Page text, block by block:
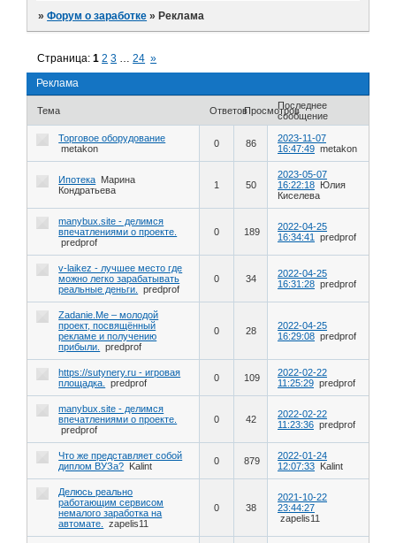
»Форум о заработке » Реклама
Реклама
Страница:1 2 3 … 24 »
Тема ОтветовПросмотровПоследнее
сообщение
Торговое оборудование
metakon
0 86
2023-11-07
16:47:49 metakon
Ипотека Марина
Кондратьева
1 50
2023-05-07
16:22:18 Юлия
Киселева
manybux.site - делимся
впечатлениями о проекте.
predprof
0 189
2022-04-25
16:34:41
predprof
v-laikez - лучшее место где
можно легко зарабатывать
реальные деньги.
predprof
0 34
2022-04-25
16:31:28 predprof
Zadanie.Me – молодой
проект, посвящённый
рекламе и получению
прибыли.
predprof
0 28
2022-04-25
16:29:08 predprof
https://sutynery.ru - игровая
площадка.
predprof 0 109
2022-02-22
11:25:29 predprof
manybux.site - делимся
впечатлениями о проекте.
predprof
0 42
2022-02-22
11:23:36 predprof
Что же представляет собой
диплом ВУЗа? Kalint 0 879
2022-01-24
12:07:33 Kalint
Делюсь реально
работающим сервисом
немалого заработка на
автомате.
zapelis11
0 38
2021-10-22
23:44:27
zapelis11